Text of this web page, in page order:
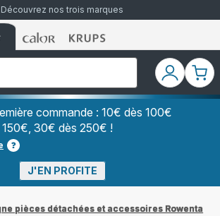
Découvrez nos trois marques
Accueil
Rowenta
Accueil
Rowenta
Accueil
Rowenta
Mon
compte
Mon
commande : 10€ dès 100€
30€ dès 250€ !
J'EN PROFITE
pièces détachées et accessoires Rowenta